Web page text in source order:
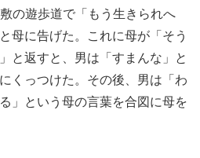
の遊歩道で「もう生きられへ
母に告げた。これに母が「そう
と返すと、男は「すまんな」と
くっつけた。その後、男は「わ
」という母の言葉を合図に母を